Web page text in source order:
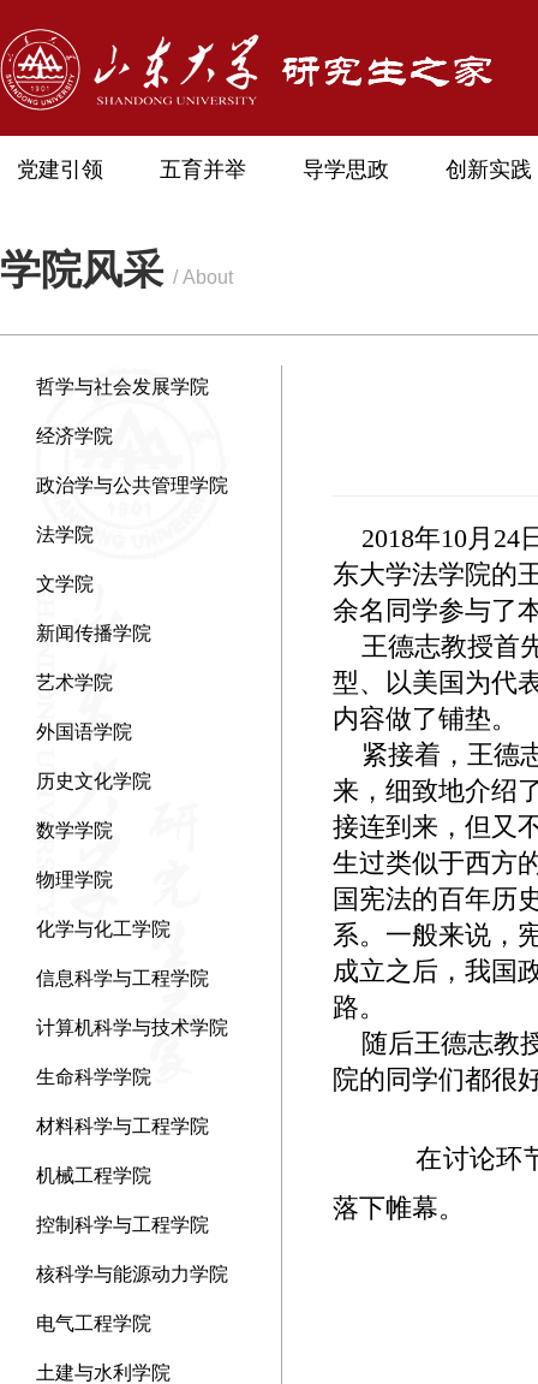
党建引领 五育并举 导学思政 创新实践
学院风采 / About
哲学与社会发展学院
经济学院
政治学与公共管理学院
法学院
文学院
新闻传播学院
艺术学院
外国语学院
历史文化学院
数学学院
物理学院
化学与化工学院
信息科学与工程学院
计算机科学与技术学院
生命科学学院
材料科学与工程学院
机械工程学院
控制科学与工程学院
核科学与能源动力学院
电气工程学院
土建与水利学院
2018年10月24
东大学法学院的
余名同学参与了
王德志教授首
型、以美国为代
内容做了铺垫。
紧接着，王德
来，细致地介绍
接连到来，但又
生过类似于西方
国宪法的百年历
系。一般来说，
成立之后，我国
路。
随后王德志教
院的同学们都很
在讨论环
落下帷幕。